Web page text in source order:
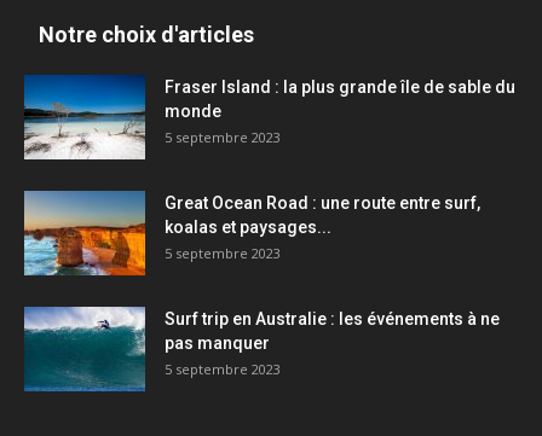
Notre choix d'articles
Fraser Island : la plus grande île de sable du
monde
5 septembre 2023
Great Ocean Road : une route entre surf,
koalas et paysages...
5 septembre 2023
Surf trip en Australie : les événements à ne
pas manquer
5 septembre 2023